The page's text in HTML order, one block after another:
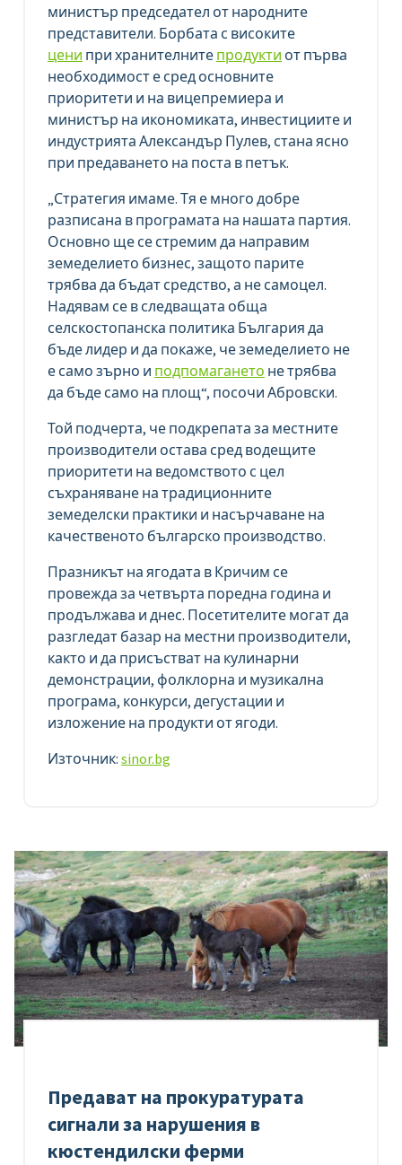
министър председател от народните
представители. Борбата с високите
цени при хранителните продукти от първа
необходимост е сред основните
приоритети и на вицепремиера и
министър на икономиката, инвестициите и
индустрията Александър Пулев, стана ясно
при предаването на поста в петък.
„Стратегия имаме. Тя е много добре
разписана в програмата на нашата партия.
Основно ще се стремим да направим
земеделието бизнес, защото парите
трябва да бъдат средство, а не самоцел.
Надявам се в следващата обща
селскостопанска политика България да
бъде лидер и да покаже, че земеделието не
е само зърно и подпомагането не трябва
да бъде само на площ“, посочи Абровски.
Той подчерта, че подкрепата за местните
производители остава сред водещите
приоритети на ведомството с цел
съхраняване на традиционните
земеделски практики и насърчаване на
качественото българско производство.
Празникът на ягодата в Кричим се
провежда за четвърта поредна година и
продължава и днес. Посетителите могат да
разгледат базар на местни производители,
както и да присъстват на кулинарни
демонстрации, фолклорна и музикална
програма, конкурси, дегустации и
изложение на продукти от ягоди.
Източник: sinor.bg
Предават на прокуратурата
сигнали за нарушения в
кюстендилски ферми